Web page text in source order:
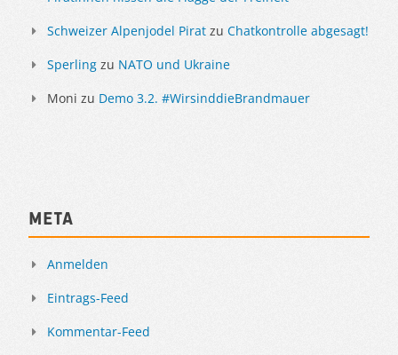
Schweizer Alpenjodel Pirat zu Chatkontrolle abgesagt!
Sperling zu NATO und Ukraine
Moni zu Demo 3.2. #WirsinddieBrandmauer
Meta
Anmelden
Eintrags-Feed
Kommentar-Feed